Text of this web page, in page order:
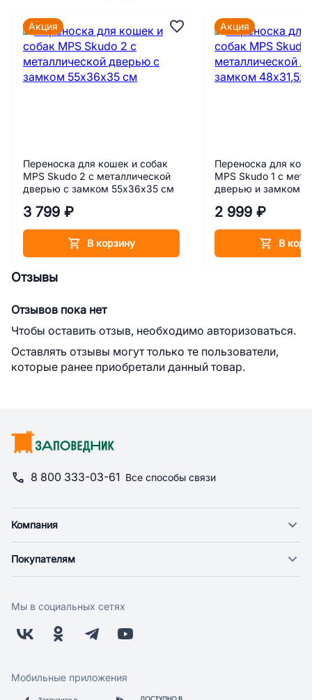
Переноска для кошек и собак
MPS Skudo 2 с металлической
дверью с замком 55х36х35 см
3 799 ₽
В корзину
Акция
Переноска для
MPS Skudo 1 с
дверью и замком
2 999 ₽
В
Акция
Отзывы
Отзывов пока нет
Чтобы оставить отзыв, необходимо авторизоваться.
Оставлять отзывы могут только те пользователи,
которые ранее приобретали данный товар.
8 800 333-03-61 Все способы связи
Компания
Новости
Поставщикам
Заводчикам
Обратная связь
Покупателям
Оплата
Бонусная программа
Скидки и акции
Мы в социальных сетях
Мобильные приложения